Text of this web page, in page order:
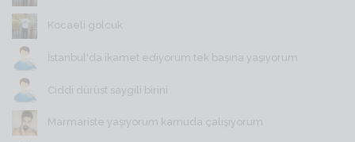
Kocaeli golcuk
İstanbul'da ikamet ediyorum tek başına yaşıyorum
Ciddi dürüst saygili birini
Marmariste yaşıyorum kamuda çalışıyorum